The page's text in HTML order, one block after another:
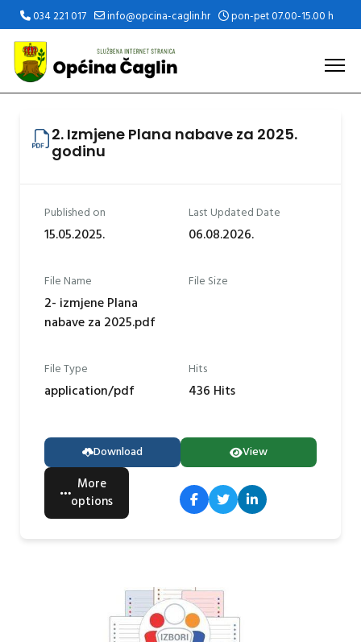
034 221 017 info@opcina-caglin.hr pon-pet 07.00-15.00 h
2. Izmjene Plana nabave za 2025.
godinu
Published on
15.05.2025.
Last Updated Date
06.08.2026.
File Name
2- izmjene Plana
nabave za 2025.pdf
File Size
File Type
application/pdf
Hits
436 Hits
Download View
More
options